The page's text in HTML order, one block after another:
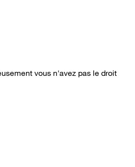
vous n'avez pas le droit